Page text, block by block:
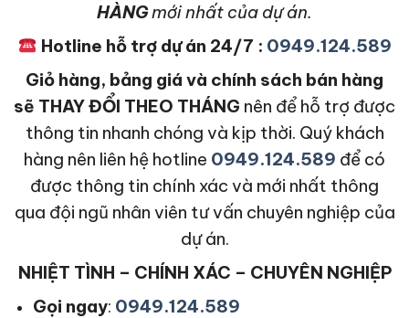
HÀNGmới nhất của dự án.
Hotline hỗ trợ dự án 24/7 : 0949.124.589
Giỏ hàng, bảng giá và chính sách bán hàng
sẽ THAY ĐỔI THEO THÁNG nên để hỗ trợ được
thông tin nhanh chóng và kịp thời. Quý khách
hàng nên liên hệ hotline 0949.124.589 để có
được thông tin chính xác và mới nhất thông
qua đội ngũ nhân viên tư vấn chuyên nghiệp của
dự án.
NHIỆT TÌNH – CHÍNH XÁC – CHUYÊN NGHIỆP
Gọi ngay: 0949.124.589